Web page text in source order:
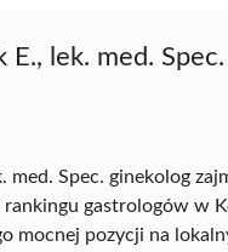
E., lek. med. Spec.
med. Spec. ginekolog
gastrologów w
mocnej pozycji na